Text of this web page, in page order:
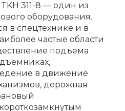
311-8 — один из
оборудования.
в спецтехнике и в
частые области
подъема
в движение
дорожная